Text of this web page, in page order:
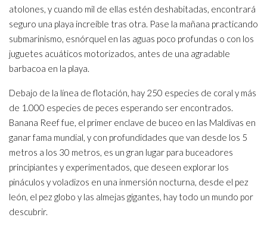
atolones, y cuando mil de ellas estén deshabitadas, encontrará
seguro una playa increíble tras otra. Pase la mañana practicando
submarinismo, esnórquel en las aguas poco profundas o con los
juguetes acuáticos motorizados, antes de una agradable
barbacoa en la playa.
Debajo de la línea de flotación, hay 250 especies de coral y más
de 1.000 especies de peces esperando ser encontrados.
Banana Reef fue, el primer enclave de buceo en las Maldivas en
ganar fama mundial, y con profundidades que van desde los 5
metros a los 30 metros, es un gran lugar para buceadores
principiantes y experimentados, que deseen explorar los
pináculos y voladizos en una inmersión nocturna, desde el pez
león, el pez globo y las almejas gigantes, hay todo un mundo por
descubrir.